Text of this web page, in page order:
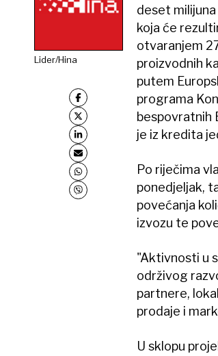
Lider/Hina
deset
koja će
otvaranjem
proizvodnih
putem
programa
bespovratnih
je iz kredita
Po riječima
ponedjeljak,
povećanja
izvozu te
"Aktivnosti u
održivog
partnere,
prodaje i
U sklopu